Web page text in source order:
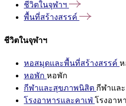
ชีวิตในจุฬาฯ
พื้นที่สร้างสรรค์
ชีวิตในจุฬาฯ
หอสมุดและพื้นที่สร้างสรรค์ ห
หอพัก หอพัก
กีฬาและสุขภาพนิสิต กีฬาแล
โรงอาหารและคาเฟ่ โรงอาห